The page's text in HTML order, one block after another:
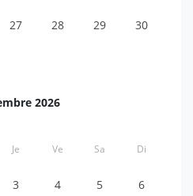
27 28 29 30
2026
Je Ve Sa Di
3 4 5 6